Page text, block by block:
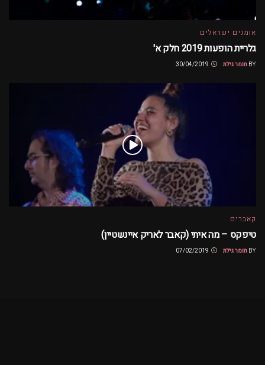
אומנים ישראלים
גלריית הופעות 2019 חלק א'
BY תומר גילת
קאברים
טיפקס – מה איתי (קאבר לאריק איינשטיין)
BY תומר גילת